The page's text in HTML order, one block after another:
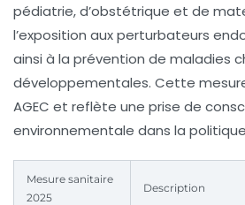
pédiatrie, d’obstétrique et de
l’exposition aux perturbateurs
ainsi à la prévention de maladies
développementales. Cette
AGEC et reflète une prise de
environnementale dans la
Mesure sanitaire
2025
Description